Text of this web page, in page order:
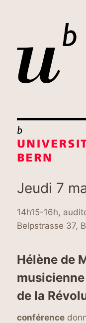
Jeudi 7
14h15-16h,
Belpstrasse 37,
Hélène de
de la
conférence